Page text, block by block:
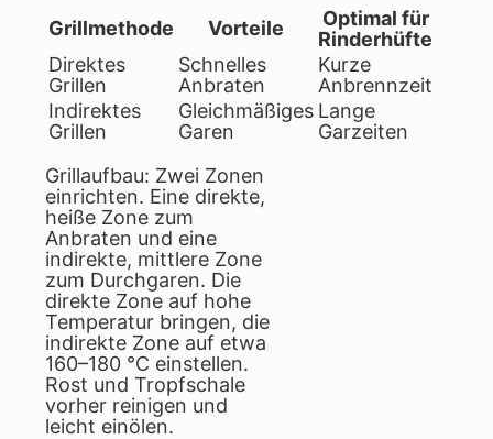
Grillmethode Vorteile
Optimal für
Rinderhüfte
Direktes
Grillen
Schnelles
Anbraten
Kurze
Anbrennzeit
Indirektes
Grillen
Gleichmäßiges
Garen
Lange
Garzeiten
Grillaufbau: Zwei Zonen
einrichten. Eine direkte,
heiße Zone zum
Anbraten und eine
indirekte, mittlere Zone
zum Durchgaren. Die
direkte Zone auf hohe
Temperatur bringen, die
indirekte Zone auf etwa
160–180 °C einstellen.
Rost und Tropfschale
vorher reinigen und
leicht einölen.